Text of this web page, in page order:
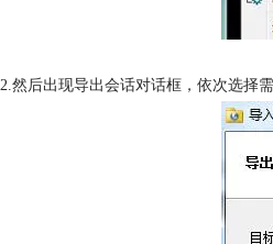
2.然后出现导出会话对话框，依次选择